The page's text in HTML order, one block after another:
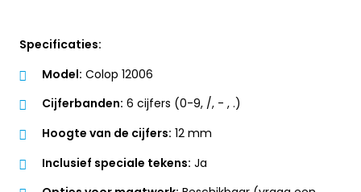
Specificaties:
Model: Colop 12006
Cijferbanden: 6 cijfers (0-9, /, - , .)
Hoogte van de cijfers: 12 mm
Inclusief speciale tekens: Ja